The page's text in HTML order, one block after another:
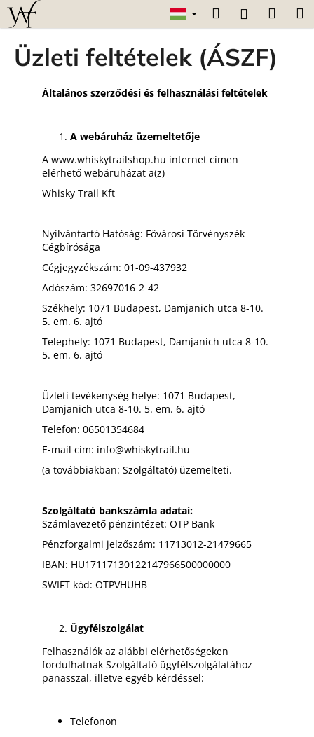
Ugrás
fő
tartalomhoz
Keresés Kosár
Üzleti feltételek (ÁSZF)
Általános szerződési és felhasználási feltételek
A webáruház üzemeltetője
A www.whiskytrailshop.hu internet címen
elérhető webáruházat a(z)
Whisky Trail Kft
Nyilvántartó Hatóság: Fővárosi Törvényszék
Cégbírósága
Cégjegyzékszám: 01-09-437932
Adószám: 32697016-2-42
Székhely: 1071 Budapest, Damjanich utca 8-10.
5. em. 6. ajtó
Telephely: 1071 Budapest, Damjanich utca 8-10.
5. em. 6. ajtó
Üzleti tevékenység helye: 1071 Budapest,
Damjanich utca 8-10. 5. em. 6. ajtó
Telefon: 06501354684
E-mail cím: info@whiskytrail.hu
(a továbbiakban: Szolgáltató) üzemelteti.
Szolgáltató bankszámla adatai:
Számlavezető pénzintézet: OTP Bank
Pénzforgalmi jelzőszám: 11713012-21479665
IBAN: HU17117130122147966500000000
SWIFT kód: OTPVHUHB
Ügyfélszolgálat
Felhasználók az alábbi elérhetőségeken
fordulhatnak Szolgáltató ügyfélszolgálatához
panasszal, illetve egyéb kérdéssel:
Telefonon
K
o
KERESÉS